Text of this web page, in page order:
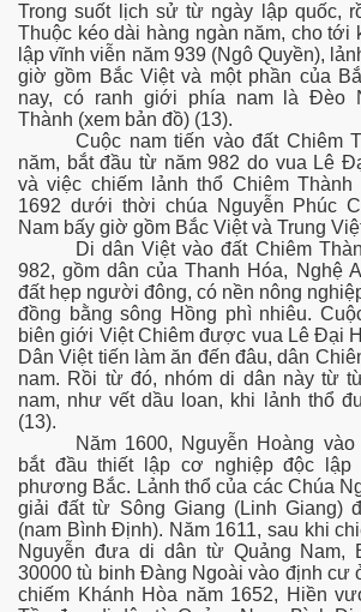
Trong suốt lịch sử từ ngày lập quốc,
Thuộc kéo dài hàng ngàn năm, cho tới
lập vĩnh viễn năm 939 (Ngô Quyền),
giờ gồm Bắc Việt và một phần của
nay, có ranh giới phía nam là Đèo
Thành (xem bản đồ) (13).
Cuộc nam tiến vào đất Chiêm
năm, bắt đầu từ năm 982 do vua Lê
và việc chiếm lảnh thổ Chiêm Thành
1692 dưới thời chúa Nguyễn Phúc
Nam bấy giờ gồm Bắc Việt và Trung
Di dân Việt vào đất Chiêm
982, gồm dân của Thanh Hóa, Nghệ
đất hẹp người đông, có nền nông
đồng bằng sông Hồng phì nhiêu.
biên giới Việt Chiêm được vua Lê Đại
Dân Việt tiến làm ăn đến đâu, dân
nam. Rồi từ đó, nhóm di dân này từ
nam, như vết dầu loan, khi lảnh thổ
(13).
Năm 1600, Nguyễn Hoàng
bắt đầu thiết lập cơ nghiệp độc
phương Bắc. Lảnh thổ của các Chúa
giải đất từ Sông Giang (Linh Giang)
(nam Bình Định). Năm 1611, sau khi
Nguyễn đưa di dân từ Quảng Nam,
30000 tù binh Đàng Ngoài vào định cư
chiếm Khánh Hòa năm 1652, Hiền
VN - phần 1
VN - Phần 1 -tiếp theo
VN - Phần 2
VN - Phần 3